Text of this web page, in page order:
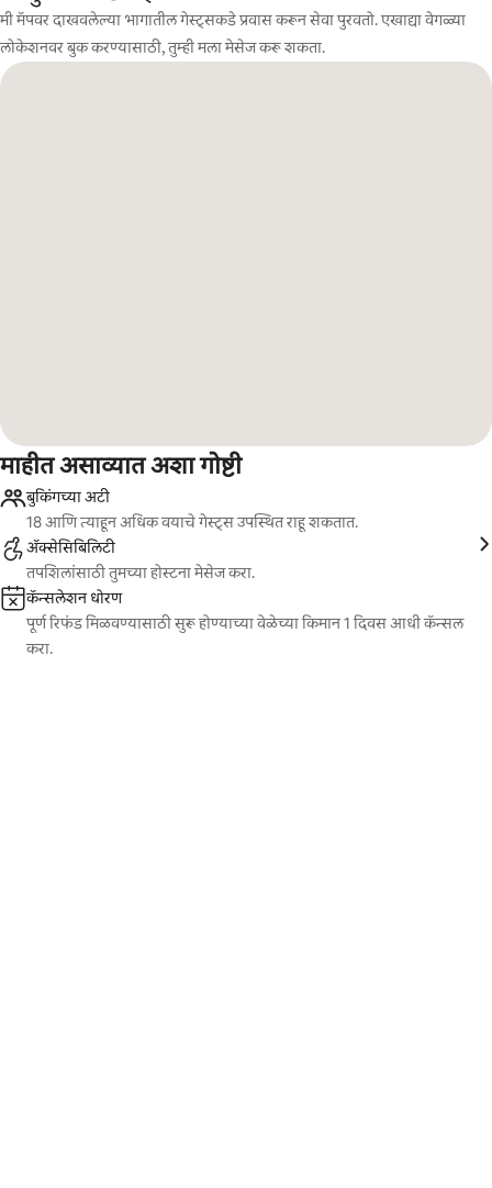
मी मॅपवर दाखवलेल्या भागातील गेस्ट्सकडे प्रवास करून सेवा पुरवतो. एखाद्या वेगळ्या
लोकेशनवर बुक करण्यासाठी, तुम्ही मला मेसेज करू शकता.
माहीत असाव्यात अशा गोष्टी
बुकिंगच्या अटी
18 आणि त्याहून अधिक वयाचे गेस्ट्स उपस्थित राहू शकतात.
ॲक्सेसिबिलिटी
तपशिलांसाठी तुमच्या होस्टना मेसेज करा.
कॅन्सलेशन धोरण
पूर्ण रिफंड मिळवण्यासाठी सुरू होण्याच्या वेळेच्या किमान 1 दिवस आधी कॅन्सल
करा.